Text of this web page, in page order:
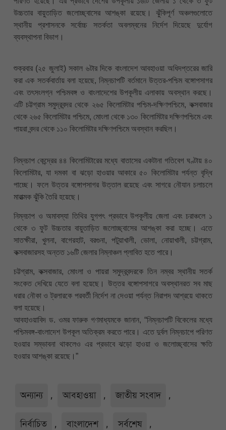
উচ্চতার বায়ুতাড়িত জলোচ্ছ্বাসের আশঙ্কা রয়েছে। ঝুঁকিপূর্ণ অঞ্চলগুলোতে
স্থানীয় প্রশাসনকে সর্বোচ্চ সতর্কতা অবলম্বনের নির্দেশ দিয়েছে দুর্যোগ
ব্যবস্থাপনা বিভাগ।
শুক্রবার (২৫ জুলাই) সকাল ৬টার দিকে বাংলাদেশ আবহাওয়া অধিদপ্তরের জারি
করা এক সতর্কবার্তায় বলা হয়েছে, নিম্নচাপটি বর্তমানে উত্তর-পশ্চিম বঙ্গোপসাগর
এবং তৎসংলগ্ন পশ্চিমবঙ্গ ও বাংলাদেশের উপকূলীয় এলাকায় অবস্থান করছে।
এটি চট্টগ্রাম সমুদ্রবন্দর থেকে ২৬৫ কিলোমিটার পশ্চিম-দক্ষিণপশ্চিমে, কক্সবাজার
থেকে ২৬৫ কিলোমিটার পশ্চিমে, মোংলা থেকে ১৩০ কিলোমিটার দক্ষিণপশ্চিমে এবং
পায়রা বন্দর থেকে ১১০ কিলোমিটার দক্ষিণপশ্চিমে অবস্থান করছিল।
নিম্নচাপ কেন্দ্রের ৪৪ কিলোমিটারের মধ্যে বাতাসের একটানা গতিবেগ ঘণ্টায় ৪০
কিলোমিটার, যা দমকা বা ঝড়ো হাওয়ার আকারে ৫০ কিলোমিটার পর্যন্ত বৃদ্ধি
পাচ্ছে। ফলে উত্তর বঙ্গোপসাগর উত্তাল রয়েছে এবং সাগরে নৌযান চলাচলে
মারাত্মক ঝুঁকি তৈরি হয়েছে।
নিম্নচাপ ও অমাবস্যা তিথির যুগপৎ প্রভাবে উপকূলীয় জেলা এবং চরাঞ্চলে ১
থেকে ৩ ফুট উচ্চতার বায়ুতাড়িত জলোচ্ছ্বাসের আশঙ্কা করা হচ্ছে। এতে
সাতক্ষীরা, খুলনা, বাগেরহাট, বরগুনা, পটুয়াখালী, ভোলা, নোয়াখালী, চট্টগ্রাম,
কক্সবাজারসহ অন্তত ১৬টি জেলার নিম্নাঞ্চল প্লাবিত হতে পারে।
চট্টগ্রাম, কক্সবাজার, মোংলা ও পায়রা সমুদ্রবন্দরকে তিন নম্বর স্থানীয় সতর্ক
সংকেত দেখিয়ে যেতে বলা হয়েছে। উত্তর বঙ্গোপসাগরে অবস্থানরত সব মাছ
ধরার নৌকা ও ট্রলারকে পরবর্তী নির্দেশ না দেওয়া পর্যন্ত নিরাপদ আশ্রয়ে থাকতে
বলা হয়েছে।
আবহাওয়াবিদ ড. ওমর ফারুক গণমাধ্যমকে জানান, “নিম্নচাপটি বিকেলের মধ্যে
পশ্চিমবঙ্গ-বাংলাদেশ উপকূল অতিক্রম করতে পারে। এতে দুর্বল নিম্নচাপে পরিণত
হওয়ার সম্ভাবনা থাকলেও এর প্রভাবে ঝড়ো হাওয়া ও জলোচ্ছ্বাসের ক্ষতি
হওয়ার আশঙ্কা রয়েছে।”
অন্যান্য , আবহাওয়া , জাতীয় সংবাদ ,
নির্বাচিত , বাংলাদেশ , সর্বশেষ ,